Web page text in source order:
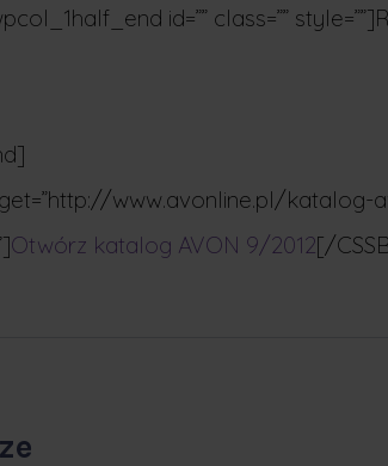
id=”” class=””
www.avonline.pl/katalog-
Otwórz katalog AVON 9/2012[/